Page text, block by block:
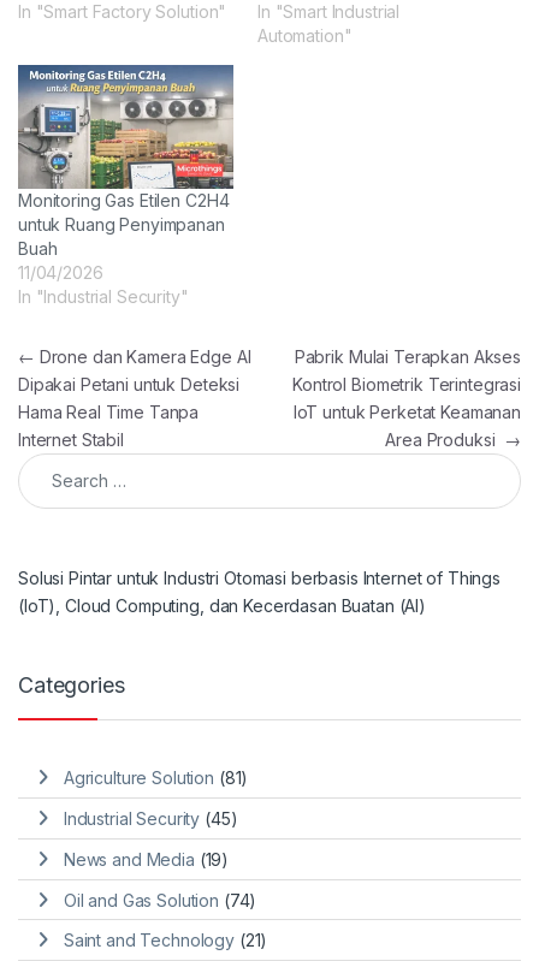
In "Smart Factory Solution"
In "Smart Industrial
Automation"
Monitoring Gas Etilen C2H4
untuk Ruang Penyimpanan
Buah
11/04/2026
In "Industrial Security"
Post navigation
← Drone dan Kamera Edge AI
Dipakai Petani untuk Deteksi
Hama Real Time Tanpa
Internet Stabil
Pabrik Mulai Terapkan Akses
Kontrol Biometrik Terintegrasi
IoT untuk Perketat Keamanan
Area Produksi →
Search for:
Solusi Pintar untuk Industri Otomasi berbasis Internet of Things
(IoT), Cloud Computing, dan Kecerdasan Buatan (AI)
Categories
Agriculture Solution (81)
Industrial Security (45)
News and Media (19)
Oil and Gas Solution (74)
Saint and Technology (21)